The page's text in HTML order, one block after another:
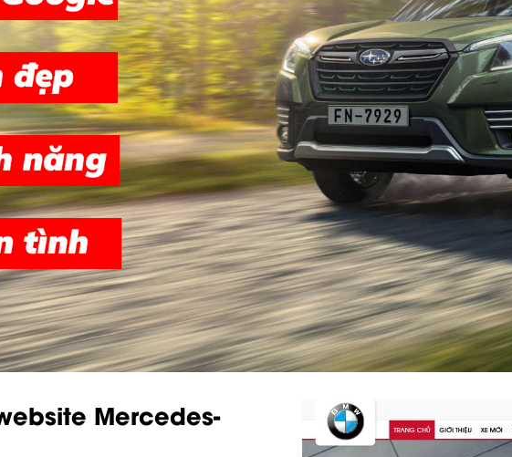
THIẾT KẾ WEB
Thiết kế website Mercedes-Benz chuẩn SEO, giao
thoại, tối ưu quảng cáo và SEO hiệu quả.
Mercedes-